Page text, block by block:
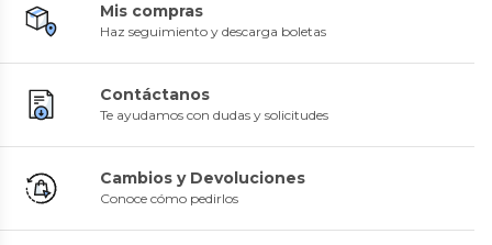
Mis compras
Haz seguimiento y descarga boletas
Contáctanos
Te ayudamos con dudas y solicitudes
Cambios y Devoluciones
Conoce cómo pedirlos